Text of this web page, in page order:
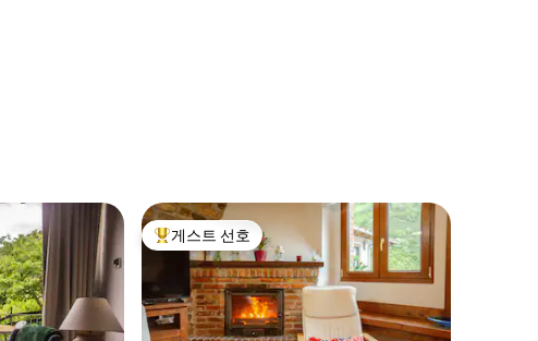
상위 게스트 선호
게스트 선호